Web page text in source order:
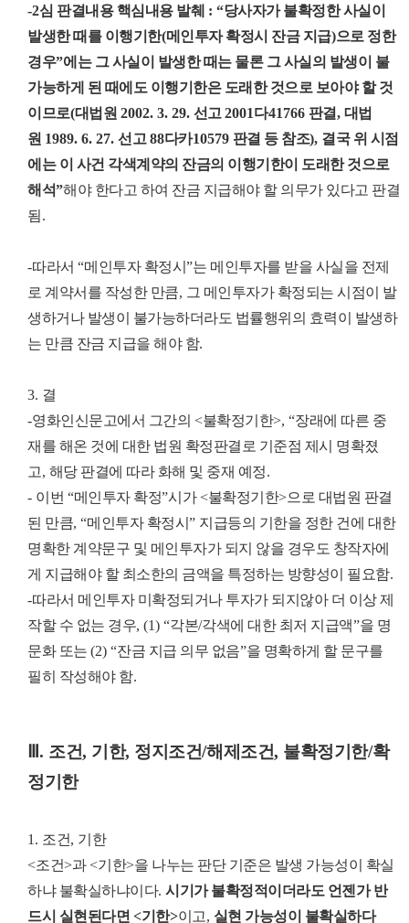
-2심 판결내용 핵심내용 발췌 : “당사자가 불확정한 사실이
발생한 때를 이행기한(메인투자 확정시 잔금 지급)으로 정한
경우”에는 그 사실이 발생한 때는 물론 그 사실의 발생이 불
가능하게 된 때에도 이행기한은 도래한 것으로 보아야 할 것
이므로(대법원 2002. 3. 29. 선고 2001다41766 판결, 대법
원 1989. 6. 27. 선고 88다카10579 판결 등 참조), 결국 위 시점
에는 이 사건 각색계약의 잔금의 이행기한이 도래한 것으로
해석”해야 한다고 하여 잔금 지급해야 할 의무가 있다고 판결
됨.
-따라서 “메인투자 확정시 ”는 메인투자를 받을 사실을 전제
로 계약서를 작성한 만큼, 그 메인투자가 확정되는 시점이 발
생하거나 발생이 불가능하더라도 법률행위의 효력이 발생하
는 만큼 잔금 지급을 해야 함.
3. 결
-영화인신문고에서 그간의 <불확정기한>, “장래에 따른 중
재를 해온 것에 대한 법원 확정판결로 기준점 제시 명확졌
고, 해당 판결에 따라 화해 및 중재 예정.
- 이번 “메인투자 확정”시가 <불확정기한>으로 대법원 판결
된 만큼, “메인투자 확정시 ” 지급등의 기한을 정한 건에 대한
명확한 계약문구 및 메인투자가 되지 않을 경우도 창작자에
게 지급해야 할 최소한의 금액을 특정하는 방향성이 필요함.
-따라서 메인투자 미확정되거나 투자가 되지않아 더 이상 제
작할 수 없는 경우, (1) “각본/각색에 대한 최저 지급액”을 명
문화 또는 (2) “잔금 지급 의무 없음”을 명확하게 할 문구를
필히 작성해야 함.
. 조건, 기한, 정지조건/해제조건, 불확정기한/확
정기한
1. 조건, 기한
<조건>과 <기한>을 나누는 판단 기준은 발생 가능성이 확실
하냐 불확실하냐이다. 시기가 불확정적이더라도 언젠가 반
드시 실현된다면 <기한>이고, 실현 가능성이 불확실하다